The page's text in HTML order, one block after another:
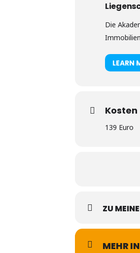
Die
LEARN
Kosten
139 Euro
ZU
MEHR